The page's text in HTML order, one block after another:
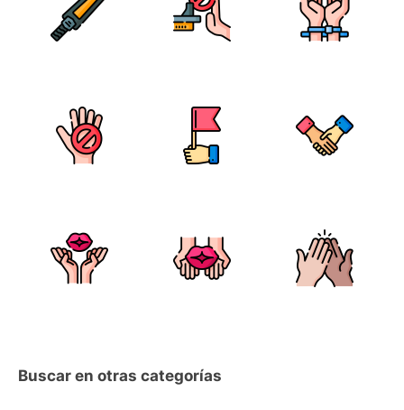
Buscar en otras categorías